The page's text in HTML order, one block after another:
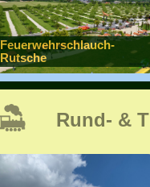
Feuerwehrschlauch-
Rutsche
Rund- &